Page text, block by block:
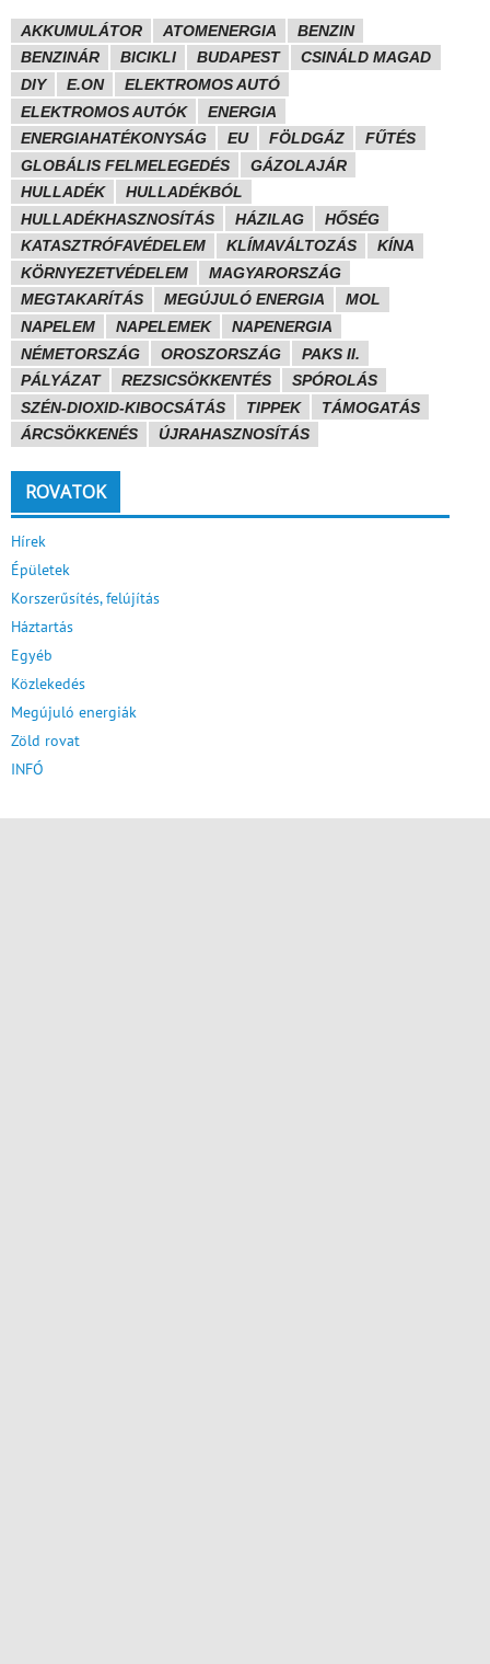
AKKUMULÁTOR ATOMENERGIA
BENZIN
BENZINÁR
BICIKLI BUDAPEST
CSINÁLD MAGAD
DIY
E.ON
ELEKTROMOS AUTÓ
ELEKTROMOS AUTÓK
ENERGIA
ENERGIAHATÉKONYSÁG
EU FÖLDGÁZ
FŰTÉS
GLOBÁLIS FELMELEGEDÉS
GÁZOLAJÁR
HULLADÉK
HULLADÉKBÓL
HULLADÉKHASZNOSÍTÁS
HÁZILAG
HŐSÉG
KATASZTRÓFAVÉDELEM
KLÍMAVÁLTOZÁS
KÍNA
KÖRNYEZETVÉDELEM
MAGYARORSZÁG
MEGTAKARÍTÁS
MEGÚJULÓ ENERGIA
MOL
NAPELEM
NAPELEMEK
NAPENERGIA
NÉMETORSZÁG
OROSZORSZÁG
PAKS II.
PÁLYÁZAT
REZSICSÖKKENTÉS
SPÓROLÁS
SZÉN-DIOXID-KIBOCSÁTÁS
TIPPEK
TÁMOGATÁS
ÁRCSÖKKENÉS
ÚJRAHASZNOSÍTÁS
ROVATOK
Hírek
Épületek
Korszerűsítés, felújítás
Háztartás
Egyéb
Közlekedés
Megújuló energiák
Zöld rovat
INFÓ